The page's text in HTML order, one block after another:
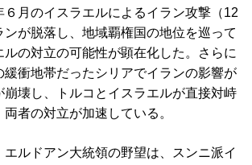
６月のイスラエルによるイラン攻撃（12
ンが脱落し、地域覇権国の地位を巡って
ルの対立の可能性が顕在化した。さらに
緩衝地帯だったシリアでイランの影響が
崩壊し、トルコとイスラエルが直接対峙
者の対立が加速している。
ルドアン大統領の野望は、スンニ派イ